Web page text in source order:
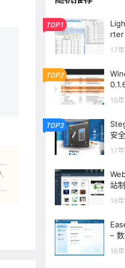
TOP1
rter
档
17
TOP2
16
TOP3
安
17
站
9→0]
16
–
16